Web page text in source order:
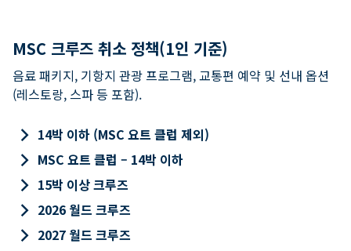
MSC 크루즈 취소 정책(1인 기준)
음료 패키지, 기항지 관광 프로그램, 교통편 예약 및 선내 옵션
(레스토랑, 스파 등 포함).
keyboard_arrow_right 14박 이하 (MSC 요트 클럽 제외)
keyboard_arrow_right MSC 요트 클럽 – 14박 이하
keyboard_arrow_right 15박 이상 크루즈
keyboard_arrow_right 2026 월드 크루즈
keyboard_arrow_right 2027 월드 크루즈